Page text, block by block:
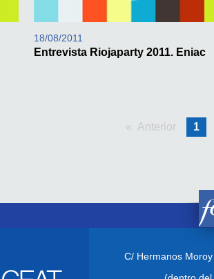
18/08/2011
Entrevista Riojaparty 2011. Eniac
Anterior pagina
1
C/ Hermanos Moroy